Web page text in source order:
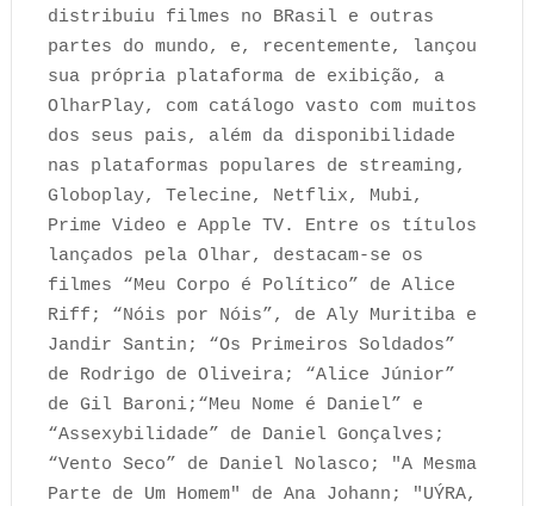
distribuiu filmes no BRasil e outras
partes do mundo, e, recentemente, lançou
sua própria plataforma de exibição, a
OlharPlay, com catálogo vasto com muitos
dos seus pais, além da disponibilidade
nas plataformas populares de streaming,
Globoplay, Telecine, Netflix, Mubi,
Prime Video e Apple TV. Entre os títulos
lançados pela Olhar, destacam-se os
filmes “Meu Corpo é Político” de Alice
Riff; “Nóis por Nóis”, de Aly Muritiba e
Jandir Santin; “Os Primeiros Soldados”
de Rodrigo de Oliveira; “Alice Júnior”
de Gil Baroni;“Meu Nome é Daniel” e
“Assexybilidade” de Daniel Gonçalves;
“Vento Seco” de Daniel Nolasco; "A Mesma
Parte de Um Homem" de Ana Johann; "UÝRA,